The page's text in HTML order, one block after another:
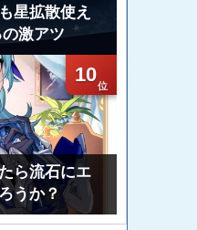
星拡散使え
激アツ
10
ら流石にエ
うか？